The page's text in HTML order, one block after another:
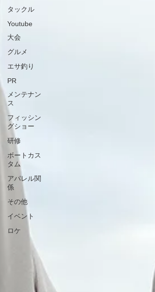
タックル
Youtube
大会
グルメ
エサ釣り
PR
メンテナン
ス
フィッシン
グショー
研修
ボートカス
タム
アパレル関
係
その他
イベント
ロケ